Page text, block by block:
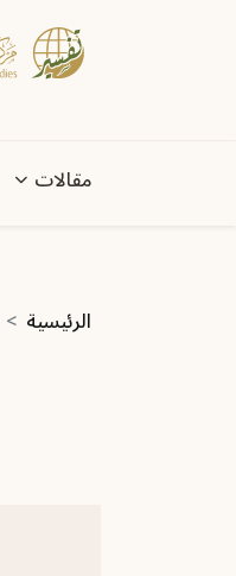
تجاوز إلى المحتوى الرئيسي
مقالات
مسار
الرئيسية